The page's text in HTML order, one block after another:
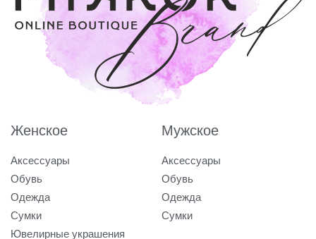
Женское
Аксессуары
Обувь
Одежда
Сумки
Ювелирные украшения
Мужское
Аксессуары
Обувь
Одежда
Сумки